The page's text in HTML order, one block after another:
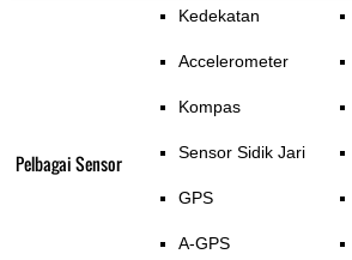
Pelbagai Sensor
Kedekatan
Accelerometer
Kompas
Sensor Sidik Jari
GPS
A-GPS